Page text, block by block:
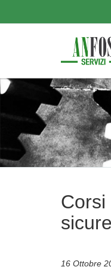
16 Ottobre